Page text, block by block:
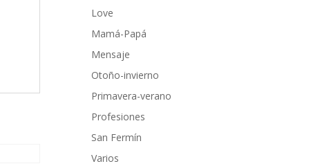
Love
Mamá-Papá
Mensaje
Otoño-invierno
Primavera-verano
Profesiones
San Fermín
Varios